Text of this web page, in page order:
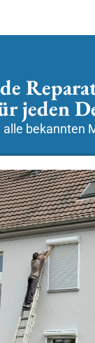
jeden
alle bekannten